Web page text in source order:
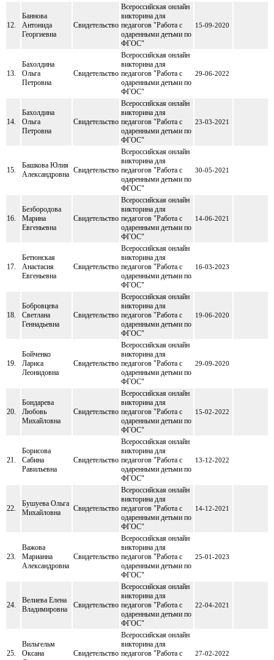
12.
Баннова
Антонида
Георгиевна
Свидетельство
Всероссийская онлайн
викторина для
педагогов "Работа с
одаренными детьми по
ФГОС"
15-09-2020
13.
Бахолдина
Ольга
Петровна
Свидетельство
Всероссийская онлайн
викторина для
педагогов "Работа с
одаренными детьми по
ФГОС"
29-06-2022
14.
Бахолдина
Ольга
Петровна
Свидетельство
Всероссийская онлайн
викторина для
педагогов "Работа с
одаренными детьми по
ФГОС"
23-03-2021
15.
Башкова Юлия
Александровна Свидетельство
Всероссийская онлайн
викторина для
педагогов "Работа с
одаренными детьми по
ФГОС"
30-05-2021
16.
Безбородова
Марина
Евгеньевна
Свидетельство
Всероссийская онлайн
викторина для
педагогов "Работа с
одаренными детьми по
ФГОС"
14-06-2021
17.
Бетюнская
Анастасия
Евгеньевна
Свидетельство
Всероссийская онлайн
викторина для
педагогов "Работа с
одаренными детьми по
ФГОС"
16-03-2023
18.
Бобровцева
Светлана
Геннадьевна
Свидетельство
Всероссийская онлайн
викторина для
педагогов "Работа с
одаренными детьми по
ФГОС"
19-06-2020
19.
Бойченко
Лариса
Леонидовна
Свидетельство
Всероссийская онлайн
викторина для
педагогов "Работа с
одаренными детьми по
ФГОС"
29-09-2020
20.
Бондарева
Любовь
Михайловна
Свидетельство
Всероссийская онлайн
викторина для
педагогов "Работа с
одаренными детьми по
ФГОС"
15-02-2022
21.
Борисова
Сабина
Равильевна
Свидетельство
Всероссийская онлайн
викторина для
педагогов "Работа с
одаренными детьми по
ФГОС"
13-12-2022
22.
Бушуева Ольга
Михайловна
Свидетельство
Всероссийская онлайн
викторина для
педагогов "Работа с
одаренными детьми по
ФГОС"
14-12-2021
23.
Важова
Марианна
Александровна
Свидетельство
Всероссийская онлайн
викторина для
педагогов "Работа с
одаренными детьми по
ФГОС"
25-01-2023
24.
Велиева Елена
Владимировна
Свидетельство
Всероссийская онлайн
викторина для
педагогов "Работа с
одаренными детьми по
ФГОС"
22-04-2021
25.
Вильгельм
Оксана
Свидетельство
Всероссийская онлайн
викторина для
педагогов "Работа с
27-02-2022